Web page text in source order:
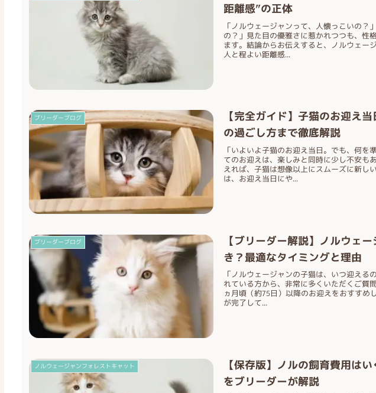
距離感”の正体
「ノルウェージャンって、人懐っこいの
の？」見た目の優雅さに惹かれつつも、性
ます。結論からお伝えすると、ノルウェー
人と程よい距離感...
ブリーダーブログ
【完全ガイド】子猫のお迎え
の過ごし方まで徹底解説
「いよいよ子猫のお迎え当日。でも、何を
てのお迎えは、楽しみと同時に少し不安も
えれば、子猫は想像以上にスムーズに新し
は、お迎え当日にや...
ブリーダーブログ
【ブリーダー解説】ノルウェ
き？最適なタイミングと理由
「ノルウェージャンの子猫は、いつ迎える
れている方から、非常に多くいただくご質
ヵ月頃（約75日）以降のお迎えをおすす
が完了して...
ノルウェージャンフォレストキャット
【保存版】ノルの飼育費用は
をブリーダーが解説